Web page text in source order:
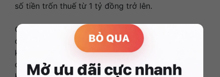
số tiền trốn thuế từ 1 tỷ đồng trở lên.
Cơ quan Cảnh sát điều tra Công an tỉnh Phú Thọ
đã ra Quyết định khởi tố vụ án hình sự, Quyết định
khởi tố bị can và áp dụng các biện pháp ngăn
chặn theo quy định của pháp luật đối với Lý Hữu